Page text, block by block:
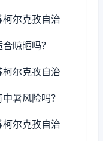
柯尔克孜自治
晾晒吗？
柯尔克孜自治
暑风险吗？
柯尔克孜自治